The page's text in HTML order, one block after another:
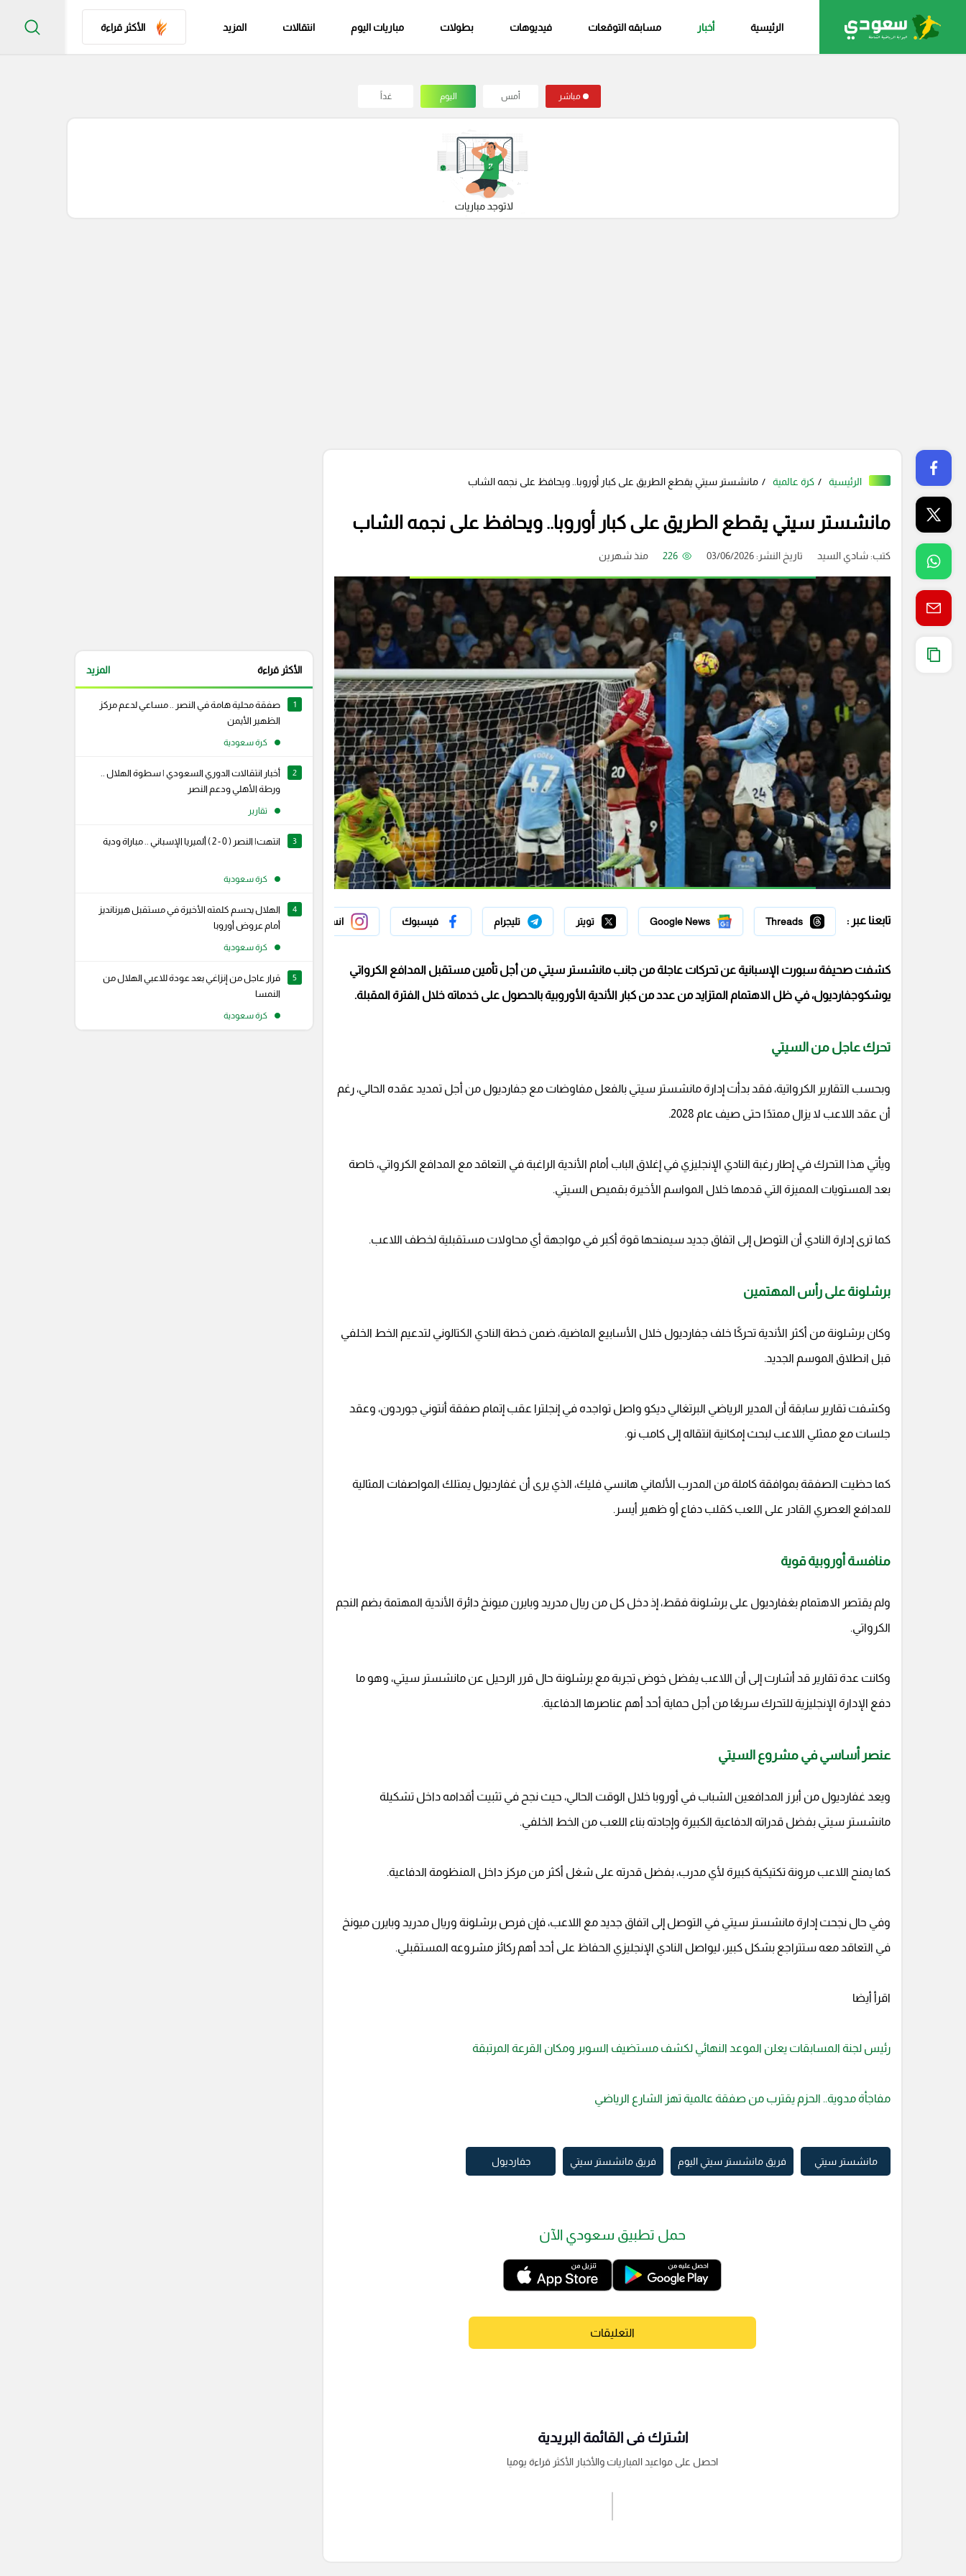
الرئيسية أخبار مسابقه التوقعات فيديوهات بطولات مباريات اليوم انتقالات المزيد الأكثر قراءة
مباشر أمس اليوم غداً
الرئيسية كرة عالمية مانشستر سيتي يقطع الطريق على كبار أوروبا.. ويحافظ على نجمه الشاب
مانشستر سيتي يقطع الطريق على كبار أوروبا.. ويحافظ على نجمه الشاب
كتب:شادي السيد تاريخ النشر: 03/06/2026 226 منذ شهرين
تابعنا عبر : Threads
Google News تويتر تليجرام فيسبوك انستجرام سناب شات
كشفت صحيفة سبورت الإسبانية عن تحركات عاجلة من جانب مانشستر سيتي من أجل تأمين مستقبل المدافع الكرواتي
يوشكوجفارديول، في ظل الاهتمام المتزايد من عدد من كبار الأندية الأوروبية بالحصول على خدماته خلال الفترة المقبلة.
تحرك عاجل من السيتي
وبحسب التقارير الكرواتية، فقد بدأت إدارة مانشستر سيتي بالفعل مفاوضات مع جفارديول من أجل تمديد عقده الحالي، رغم
أن عقد اللاعب لا يزال ممتدًا حتى صيف عام 2028.
ويأتي هذا التحرك في إطار رغبة النادي الإنجليزي في إغلاق الباب أمام الأندية الراغبة في التعاقد مع المدافع الكرواتي، خاصة
بعد المستويات المميزة التي قدمها خلال المواسم الأخيرة بقميص السيتي.
كما ترى إدارة النادي أن التوصل إلى اتفاق جديد سيمنحها قوة أكبر في مواجهة أي محاولات مستقبلية لخطف اللاعب.
برشلونة على رأس المهتمين
وكان برشلونة من أكثر الأندية تحركًا خلف جفارديول خلال الأسابيع الماضية، ضمن خطة النادي الكتالوني لتدعيم الخط الخلفي
قبل انطلاق الموسم الجديد.
وكشفت تقارير سابقة أن المدير الرياضي البرتغالي ديكو واصل تواجده في إنجلترا عقب إتمام صفقة أنتوني جوردون، وعقد
جلسات مع ممثلي اللاعب لبحث إمكانية انتقاله إلى كامب نو.
كما حظيت الصفقة بموافقة كاملة من المدرب الألماني هانسي فليك، الذي يرى أن غفارديول يمتلك المواصفات المثالية
للمدافع العصري القادر على اللعب كقلب دفاع أو ظهير أيسر.
منافسة أوروبية قوية
ولم يقتصر الاهتمام بغفارديول على برشلونة فقط، إذ دخل كل من ريال مدريد وبايرن ميونخ دائرة الأندية المهتمة بضم النجم
الكرواتي.
وكانت عدة تقارير قد أشارت إلى أن اللاعب يفضل خوض تجربة مع برشلونة حال قرر الرحيل عن مانشستر سيتي، وهو ما
دفع الإدارة الإنجليزية للتحرك سريعًا من أجل حماية أحد أهم عناصرها الدفاعية.
عنصر أساسي في مشروع السيتي
ويعد غفارديول من أبرز المدافعين الشباب في أوروبا خلال الوقت الحالي، حيث نجح في تثبيت أقدامه داخل تشكيلة
مانشستر سيتي بفضل قدراته الدفاعية الكبيرة وإجادته بناء اللعب من الخط الخلفي.
كما يمنح اللاعب مرونة تكتيكية كبيرة لأي مدرب، بفضل قدرته على شغل أكثر من مركز داخل المنظومة الدفاعية.
وفي حال نجحت إدارة مانشستر سيتي في التوصل إلى اتفاق جديد مع اللاعب، فإن فرص برشلونة وريال مدريد وبايرن ميونخ
في التعاقد معه ستتراجع بشكل كبير، ليواصل النادي الإنجليزي الحفاظ على أحد أهم ركائز مشروعه المستقبلي.
اقرأ أيضا
رئيس لجنة المسابقات يعلن الموعد النهائي لكشف مستضيف السوبر ومكان القرعة المرتبقة
مفاجأة مدوية.. الحزم يقترب من صفقة عالمية تهز الشارع الرياضي
مانشستر سيتي فريق مانشستر سيتي اليوم فريق مانشستر سيتي جفارديول
حمل تطبيق سعودي الآن
التعليقات
اشترك فى القائمة البريدية
احصل على مواعيد المباريات والأخبار الأكثر قراءة يوميا
الأكثر قراءة المزيد
1
صفقة محلية هامة في النصر .. مساعي لدعم مركز
الظهير الأيمن
كرة سعودية
2
أخبار انتقالات الدوري السعودي | سطوة الهلال ..
ورطة الأهلي ودعم النصر
تقارير
3 انتهت| النصر ( 0 - 2 ) ألميريا الإسباني .. مباراة ودية
كرة سعودية
4
الهلال يحسم كلمته الأخيرة في مستقبل هيرنانديز
أمام عروض أوروبا
كرة سعودية
5
قرار عاجل من إنزاغي بعد عودة للاعبي الهلال من
النمسا
كرة سعودية